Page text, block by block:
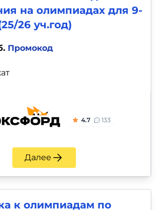
на олимпиадах для 9-
26 уч.год)
Промокод
4.7 133
Далее
к олимпиадам по